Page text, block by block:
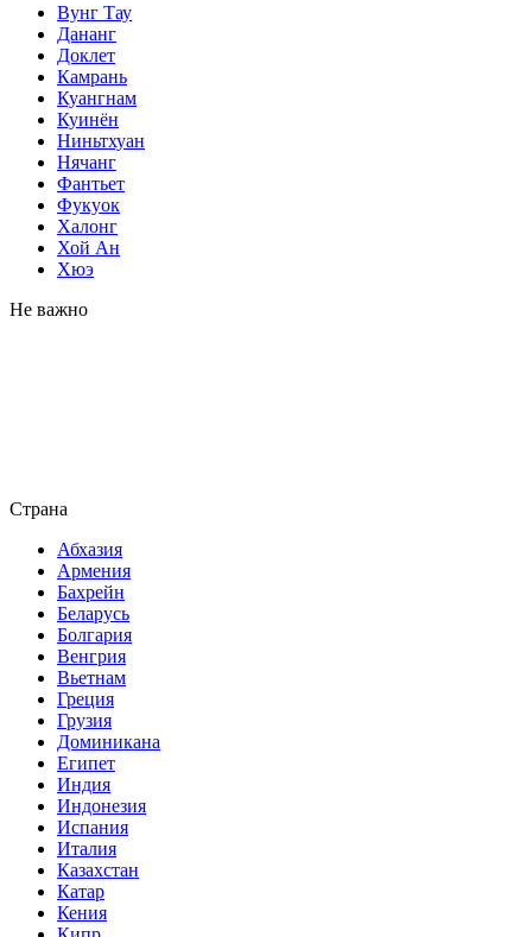
Вунг Тау
Дананг
Доклет
Камрань
Куангнам
Куинён
Ниньтхуан
Нячанг
Фантьет
Фукуок
Халонг
Хой Ан
Хюэ
Не важно
Страна
Абхазия
Армения
Бахрейн
Беларусь
Болгария
Венгрия
Вьетнам
Греция
Грузия
Доминикана
Египет
Индия
Индонезия
Испания
Италия
Казахстан
Катар
Кения